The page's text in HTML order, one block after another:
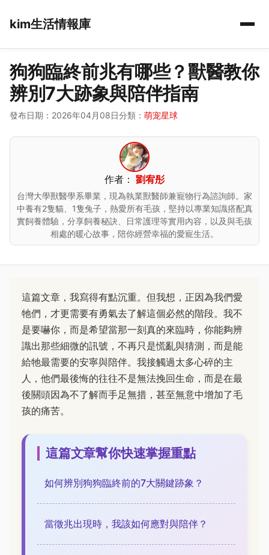
kim生活情報庫
狗狗臨終前兆有哪些？獸醫教你
辨別7大跡象與陪伴指南
發布日期：2026年04月08日分類： 萌宠星球
作者： 劉宥彤
台灣大學獸醫學系畢業，現為執業獸醫師兼寵物行為諮詢師。家
中養有2隻貓、1隻兔子，熱愛所有毛孩，堅持以專業知識搭配真
實飼養體驗，分享飼養秘訣、日常護理等實用內容，以及與毛孩
相處的暖心故事，陪你經營幸福的愛寵生活。
這篇文章，我寫得有點沉重。但我想，正因為我們愛
牠們，才更需要有勇氣去了解這個必然的階段。我不
是要嚇你，而是希望當那一刻真的來臨時，你能夠辨
識出那些細微的訊號，不再只是慌亂與猜測，而是能
給牠最需要的安寧與陪伴。我接觸過太多心碎的主
人，他們最後悔的往往不是無法挽回生命，而是在最
後關頭因為不了解而手足無措，甚至無意中增加了毛
孩的痛苦。
這篇文章幫你快速掌握重點
如何辨別狗狗臨終前的7大關鍵跡象？
當徵兆出現時，我該如何應對與陪伴？